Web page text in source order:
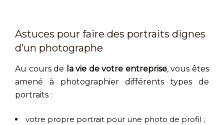
Astuces pour faire des portraits dignes
d’un photographe
Au cours de la vie de votre entreprise, vous êtes
amené à photographier différents types de
portraits :
votre propre portrait pour une photo de profil ;